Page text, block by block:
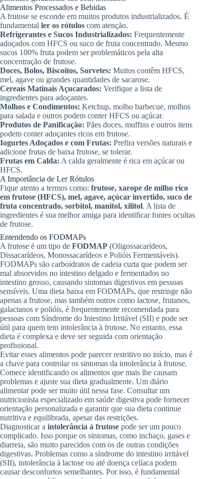
Alimentos Processados e Bebidas
A frutose se esconde em muitos produtos industrializados. É
fundamental ler os rótulos com atenção.
Refrigerantes e Sucos Industrializados: Frequentemente
adoçados com HFCS ou suco de fruta concentrado. Mesmo
sucos 100% fruta podem ser problemáticos pela alta
concentração de frutose.
Doces, Bolos, Biscoitos, Sorvetes: Muitos contêm HFCS,
mel, agave ou grandes quantidades de sacarose.
Cereais Matinais Açucarados: Verifique a lista de
ingredientes para adoçantes.
Molhos e Condimentos: Ketchup, molho barbecue, molhos
para salada e outros podem conter HFCS ou açúcar.
Produtos de Panificação: Pães doces, muffins e outros itens
podem conter adoçantes ricos em frutose.
Iogurtes Adoçados e com Frutas: Prefira versões naturais e
adicione frutas de baixa frutose, se tolerar.
Frutas em Calda: A calda geralmente é rica em açúcar ou
HFCS.
A Importância de Ler Rótulos
Fique atento a termos como: frutose, xarope de milho rico
em frutose (HFCS), mel, agave, açúcar invertido, suco de
fruta concentrado, sorbitol, manitol, xilitol. A lista de
ingredientes é sua melhor amiga para identificar fontes ocultas
de frutose.
Entendendo os FODMAPs
A frutose é um tipo de FODMAP (Oligossacarídeos,
Dissacarídeos, Monossacarídeos e Polióis Fermentáveis).
FODMAPs são carboidratos de cadeia curta que podem ser
mal absorvidos no intestino delgado e fermentados no
intestino grosso, causando sintomas digestivos em pessoas
sensíveis. Uma dieta baixa em FODMAPs, que restringe não
apenas a frutose, mas também outros como lactose, frutanos,
galactanos e polióis, é frequentemente recomendada para
pessoas com Síndrome do Intestino Irritável (SII) e pode ser
útil para quem tem intolerância à frutose. No entanto, essa
dieta é complexa e deve ser seguida com orientação
profissional.
Evitar esses alimentos pode parecer restritivo no início, mas é
a chave para controlar os sintomas da intolerância à frutose.
Comece identificando os alimentos que mais lhe causam
problemas e ajuste sua dieta gradualmente. Um diário
alimentar pode ser muito útil nessa fase. Consultar um
nutricionista especializado em saúde digestiva pode fornecer
orientação personalizada e garantir que sua dieta continue
nutritiva e equilibrada, apesar das restrições.
Diagnosticar a intolerância à frutose pode ser um pouco
complicado. Isso porque os sintomas, como inchaço, gases e
diarreia, são muito parecidos com os de outras condições
digestivas. Problemas como a síndrome do intestino irritável
(SII), intolerância à lactose ou até doença celíaca podem
causar desconfortos semelhantes. Por isso, é fundamental